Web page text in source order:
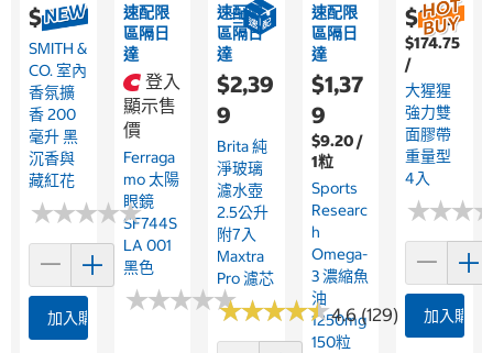
$499
SMITH &
CO. 室內
香氛擴
香 200
毫升 黑
沉香與
藏紅花
★★★★★
★★★★★
加入購物車
速配限
區隔日
達
登入
顯示售
價
Ferraga
Mo 太陽
眼鏡
SF744S
LA 001
黑色
★★★★★
★★★★★
速配限
區隔日
達
$2,39
9
Brita 純
淨玻璃
濾水壺
2.5公升
附7入
Maxtra
Pro 濾芯
★★★★★
★★★★★4.6 (129)
速配限
區隔日
達
$1,37
9
$9.20 /
1粒
Sports
Researc
H
Omega-
3 濃縮魚
油
1250mg
150粒
$879
$174.75
/
大猩猩
強力雙
面膠帶
重量型
4入
★★★
★★★
加入購物